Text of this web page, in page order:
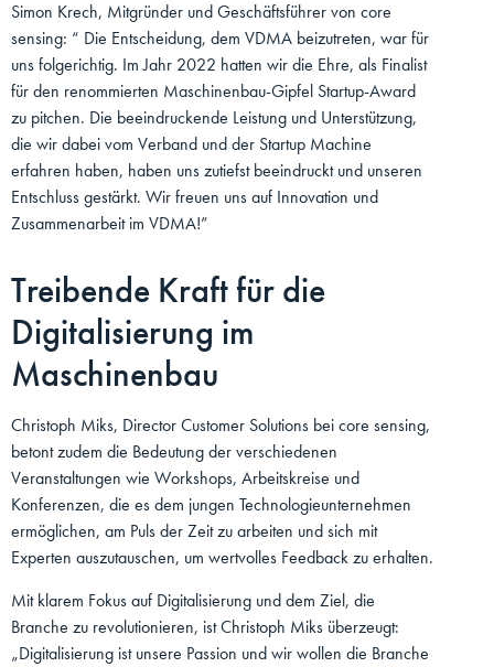
Simon Krech, Mitgründer und Geschäftsführer von core
sensing: “ Die Entscheidung, dem VDMA beizutreten, war für
uns folgerichtig. Im Jahr 2022 hatten wir die Ehre, als Finalist
für den renommierten Maschinenbau-Gipfel Startup-Award
zu pitchen. Die beeindruckende Leistung und Unterstützung,
die wir dabei vom Verband und der Startup Machine
erfahren haben, haben uns zutiefst beeindruckt und unseren
Entschluss gestärkt. Wir freuen uns auf Innovation und
Zusammenarbeit im VDMA!”
Treibende Kraft für die
Digitalisierung im
Maschinenbau
Christoph Miks, Director Customer Solutions bei core sensing,
betont zudem die Bedeutung der verschiedenen
Veranstaltungen wie Workshops, Arbeitskreise und
Konferenzen, die es dem jungen Technologieunternehmen
ermöglichen, am Puls der Zeit zu arbeiten und sich mit
Experten auszutauschen, um wertvolles Feedback zu erhalten.
Mit klarem Fokus auf Digitalisierung und dem Ziel, die
Branche zu revolutionieren, ist Christoph Miks überzeugt:
„Digitalisierung ist unsere Passion und wir wollen die Branche